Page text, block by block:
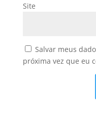
Site
Salvar meus
próxima vez que eu